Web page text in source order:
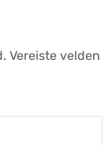
Vereiste velden